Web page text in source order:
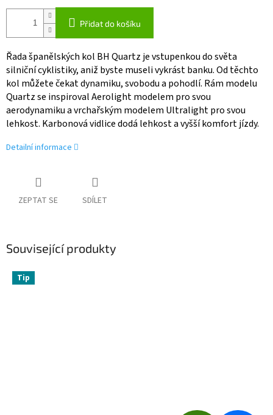
Přidat do košíku
Řada španělských kol BH Quartz je vstupenkou do světa
silniční cyklistiky, aniž byste museli vykrást banku. Od těchto
kol můžete čekat dynamiku, svobodu a pohodlí. Rám modelu
Quartz se inspiroval Aerolight modelem pro svou
aerodynamiku a vrchařským modelem Ultralight pro svou
lehkost. Karbonová vidlice dodá lehkost a vyšší komfort jízdy.
Detailní informace
ZEPTAT SE SDÍLET
Související produkty
Tip